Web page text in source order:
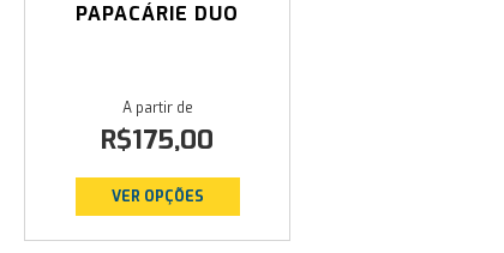
PAPACÁRIE DUO
R$175,00
VER OPÇÕES